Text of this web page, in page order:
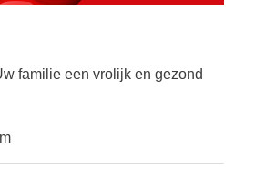
familie een vrolijk en gezond